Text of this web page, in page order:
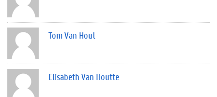
Tom Van Hout
Elisabeth Van Houtte